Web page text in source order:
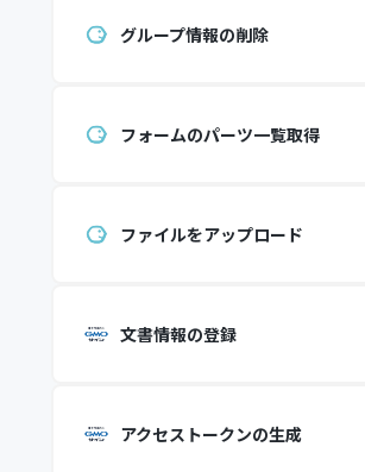
グループ情報の削除
フォームのパーツ一覧取得
ファイルをアップロード
文書情報の登録
アクセストークンの生成